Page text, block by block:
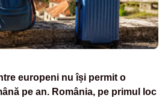
europeni nu își permit o
pe an. România, pe primul loc